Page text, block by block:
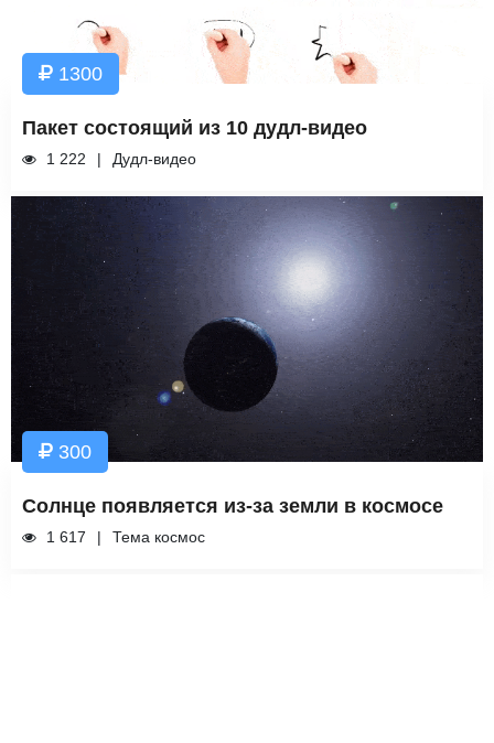
1300
Пакет состоящий из 10 дудл-видео
1 222 Дудл-видео
300
Солнце появляется из-за земли в космосе
1 617 Тема космос